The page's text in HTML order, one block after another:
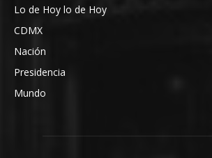
Lo de Hoy lo de Hoy
CDMX
Nación
Presidencia
Mundo